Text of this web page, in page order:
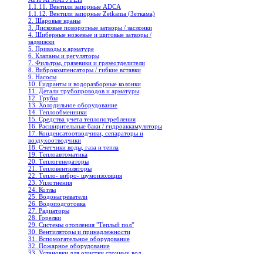
1.1.11. Вентили запорные ADCA
1.1.12. Вентили запорные Zetkama (Зеткама)
2. Шаровые краны
3. Дисковые поворотные затворы / заслонки
4. Шиберные ножевые и щитовые затворы /
задвижки
5. Приводы к арматуре
6. Клапаны и регуляторы
7. Фильтры, грязевики и грязеотделители
8. Виброкомпенсаторы / гибкие вставки
9. Насосы
10. Гидранты и водоразборные колонки
11. Детали трубопроводов и арматуры
12. Трубы
13. Холодильное oборудование
14. Теплообменники
15. Средства учета теплопотребления
16. Расширительные баки / гидроаккамуляторы
17. Конденсатоотводчики, сепараторы и
воздухоотводчики
18. Счетчики воды, газа и тепла
19. Теплоавтоматика
20. Теплогенераторы
21. Тепловентиляторы
22. Тепло- вибро- шумоизоляция
23. Уплотнения
24. Котлы
25. Водонагреватели
26. Водоподготовка
27. Радиаторы
28. Горелки
29. Системы отопления "Теплый пол"
30. Вентиляторы и принадлежности
31. Вспомогательное оборудование
32. Пожарное оборудование